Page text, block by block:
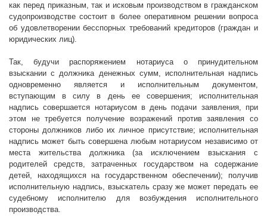
как перед приказным, так и исковым производством в гражданском
судопроизводстве состоит в более оперативном решении вопроса
об удовлетворении бесспорных требований кредиторов (граждан и
юридических лиц).
Так, будучи распоряжением нотариуса о принудительном
взыскании с должника денежных сумм, исполнительная надпись
одновременно является и исполнительным документом,
вступающим в силу в день ее совершения; исполнительная
надпись совершается нотариусом в день подачи заявления, при
этом не требуется получение возражений против заявления со
стороны должников либо их личное присутствие; исполнительная
надпись может быть совершена любым нотариусом независимо от
места жительства должника (за исключением взыскания с
родителей средств, затраченных государством на содержание
детей, находящихся на государственном обеспечении); получив
исполнительную надпись, взыскатель сразу же может передать ее
судебному исполнителю для возбуждения исполнительного
производства.